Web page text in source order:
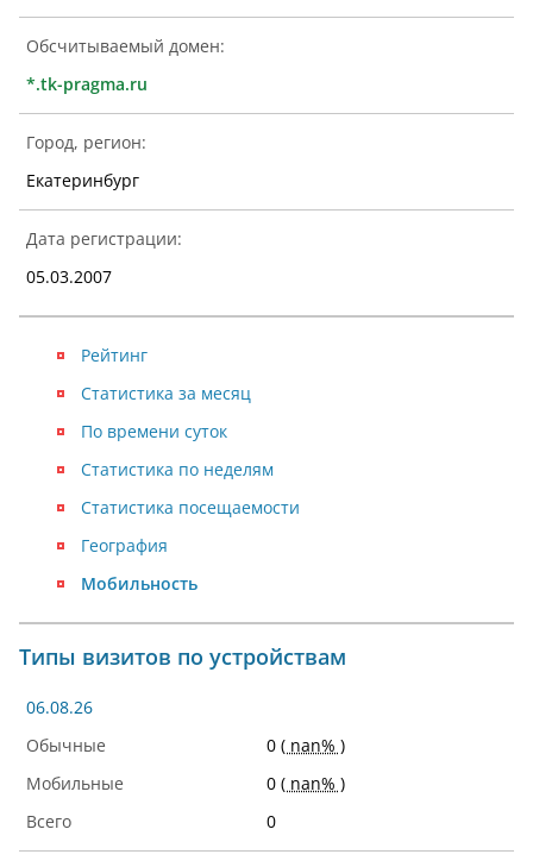
Обсчитываемый домен:
*.tk-pragma.ru
Город, регион:
Екатеринбург
Дата регистрации:
05.03.2007
Рейтинг
Статистика посещаемости
Статистика за месяц
География
По времени суток
Мобильность
Статистика по неделям
Типы визитов по устройствам
06.08.26
0 ( nan% )
0 ( nan% )
0